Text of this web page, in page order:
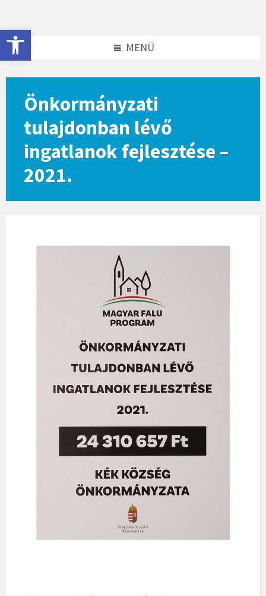
Eszköztár megnyitása
content
footer
MENÜ
Önkormányzati
tulajdonban lévő
ingatlanok fejlesztése –
2021.